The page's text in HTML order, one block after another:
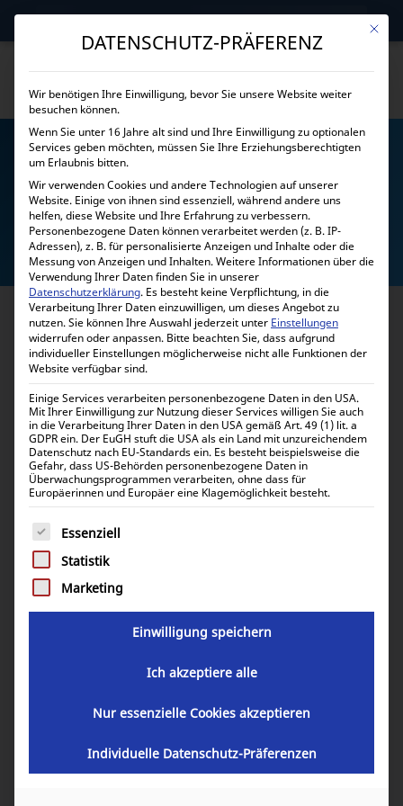
→
AKKUHALTERUNGEN
Ergebnisse 1 – 24 von 29 werden angezeigt
Standardsortierung
Pytes Bracket Set for V5 or V5 a Stapelrahmen
54,00€ inkl. 0% MwSt.
Mit
DATENSCHUTZ-PRÄFERENZ
Wir benötigen Ihre Einwilligung, bevor Sie unsere Website weiter
besuchen können.
Wenn Sie unter 16 Jahre alt sind und Ihre Einwilligung zu optionalen
Services geben möchten, müssen Sie Ihre Erziehungsberechtigten
um Erlaubnis bitten.
Wir verwenden Cookies und andere Technologien auf unserer
Website. Einige von ihnen sind essenziell, während andere uns
helfen, diese Website und Ihre Erfahrung zu verbessern.
Personenbezogene Daten können verarbeitet werden (z. B. IP-
Adressen), z. B. für personalisierte Anzeigen und Inhalte oder die
Messung von Anzeigen und Inhalten.Weitere Informationen über die
Verwendung Ihrer Daten finden Sie in unserer
Datenschutzerklärung. Es besteht keine Verpflichtung, in die
Verarbeitung Ihrer Daten einzuwilligen, um dieses Angebot zu
nutzen.Sie können Ihre Auswahl jederzeit unter Einstellungen
widerrufen oder anpassen. Bitte beachten Sie, dass aufgrund
individueller Einstellungen möglicherweise nicht alle Funktionen der
Website verfügbar sind.
Einige Services verarbeiten personenbezogene Daten in den USA.
Mit Ihrer Einwilligung zur Nutzung dieser Services willigen Sie auch
in die Verarbeitung Ihrer Daten in den USA gemäß Art. 49 (1) lit. a
GDPR ein. Der EuGH stuft die USA als ein Land mit unzureichendem
Datenschutz nach EU-Standards ein. Es besteht beispielsweise die
Gefahr, dass US-Behörden personenbezogene Daten in
Überwachungsprogrammen verarbeiten, ohne dass für
Europäerinnen und Europäer eine Klagemöglichkeit besteht.
Es folgt eine Liste der Service-Gruppen, für die eine
Essenziell
Statistik
Marketing
Einwilligung speichern
Ich akzeptiere alle
Nur essenzielle Cookies akzeptieren
Individuelle Datenschutz-Präferenzen